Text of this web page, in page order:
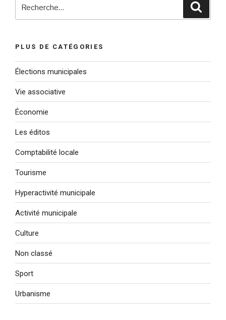
PLUS DE CATÉGORIES
Élections municipales
Vie associative
Économie
Les éditos
Comptabilité locale
Tourisme
Hyperactivité municipale
Activité municipale
Culture
Non classé
Sport
Urbanisme